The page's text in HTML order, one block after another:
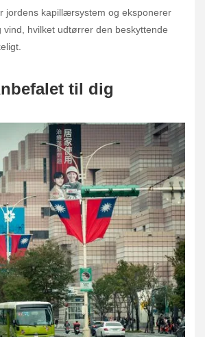
jordens kapillærsystem og eksponerer
vind, hvilket udtørrer den beskyttende
til dig